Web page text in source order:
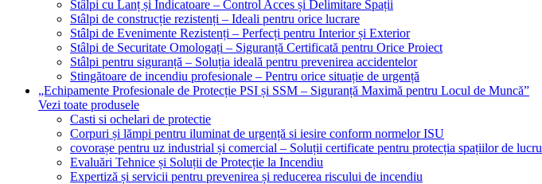
Stâlpi cu Lanț și Indicatoare – Control Acces și Delimitare Spații
Stâlpi de construcție rezistenți – Ideali pentru orice lucrare
Stâlpi de Evenimente Rezistenți – Perfecți pentru Interior și Exterior
Stâlpi de Securitate Omologați – Siguranță Certificată pentru Orice Proiect
Stâlpi pentru siguranță – Soluția ideală pentru prevenirea accidentelor
Stingătoare de incendiu profesionale – Pentru orice situație de urgență
„Echipamente Profesionale de Protecție PSI și SSM – Siguranță Maximă pentru Locul de Muncă”
Vezi toate produsele
Casti si ochelari de protectie
Corpuri și lămpi pentru iluminat de urgență si iesire conform normelor ISU
covorașe pentru uz industrial și comercial – Soluții certificate pentru protecția spațiilor de lucru
Evaluări Tehnice și Soluții de Protecție la Incendiu
Expertiză și servicii pentru prevenirea și reducerea riscului de incendiu